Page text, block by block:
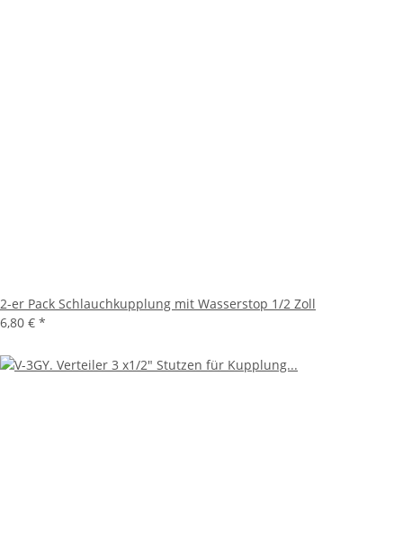
2-er Pack Schlauchkupplung mit Wasserstop 1/2 Zoll
6,80 € *